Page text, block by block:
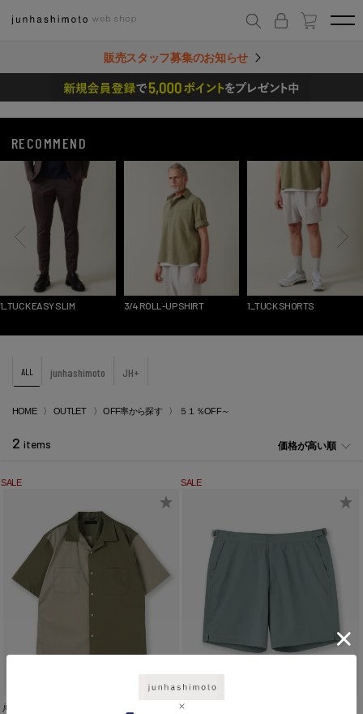
販売スタッフ募集のお知らせ
RECOMMEND
1_TUCK EASY SLIM 3/4 ROLL-UP SHIRT 1_TUCK SHORTS
ALL junhashimoto JH+
HOME OUTLET OFF率から探す ５１％OFF～
価格が高い順
2 items
SALE
junhashimoto
SALE
junhashimoto